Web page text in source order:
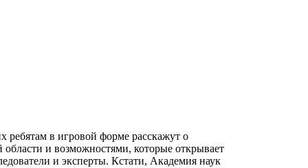
ребятам в игровой форме расскажут о
и возможностями, которые открывает
и эксперты. Кстати, Академия наук